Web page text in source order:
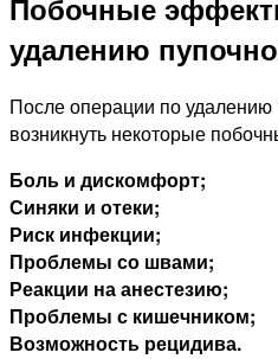
Побочные
удалению
После операции по удалению
возникнуть некоторые
Боль и дискомфорт;
Синяки и отеки;
Риск инфекции;
Проблемы со швами;
Реакции на анестезию;
Проблемы с кишечником;
Возможность рецидива.